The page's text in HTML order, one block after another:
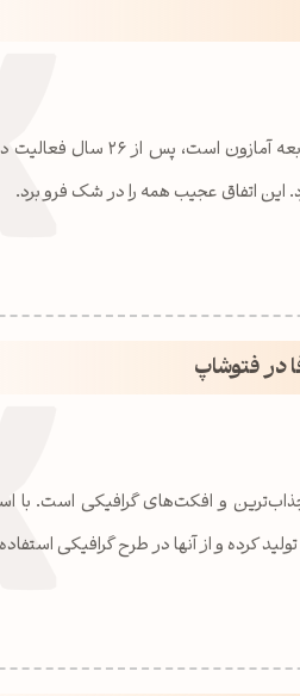
الکسا که یکی از شرکت های تابعه
این اتفاق عجیب همه را در شک فرو برد.
در فتوشاپ
و افکت‌های گرافیکی است. با